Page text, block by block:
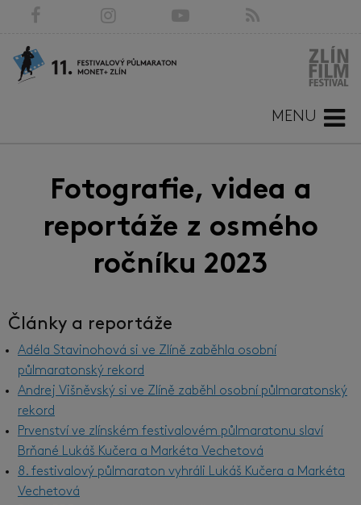
MENU
Fotografie, videa a
reportáže z osmého
ročníku 2023
Články a reportáže
Adéla Stavinohová si ve Zlíně zaběhla osobní
půlmaratonský rekord
Andrej Višněvský si ve Zlíně zaběhl osobní půlmaratonský
rekord
Prvenství ve zlínském festivalovém půlmaratonu slaví
Brňané Lukáš Kučera a Markéta Vechetová
8. festivalový půlmaraton vyhráli Lukáš Kučera a Markéta
Vechetová